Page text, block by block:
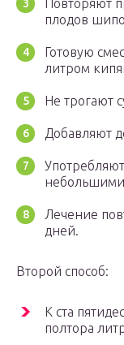
Повторяют
плодов
Готовую
литром
Не трогают
Добавляют
Лечение
дней.
Второй способ:
К ста
полтора